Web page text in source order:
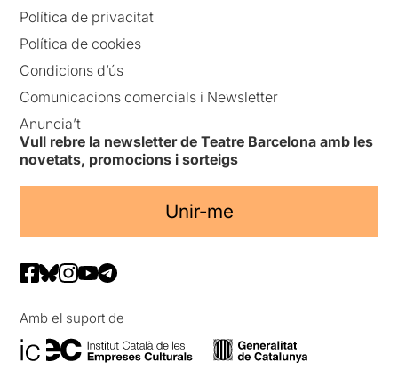
Política de privacitat
Política de cookies
Condicions d’ús
Comunicacions comercials i Newsletter
Anuncia’t
Vull rebre la newsletter de Teatre Barcelona amb les
novetats, promocions i sorteigs
Unir-me
Amb el suport de